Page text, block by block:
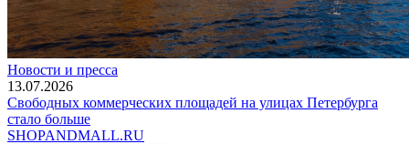
Новости и пресса
13.07.2026
Свободных коммерческих площадей на улицах Петербурга
стало больше
SHOPANDMALL.RU